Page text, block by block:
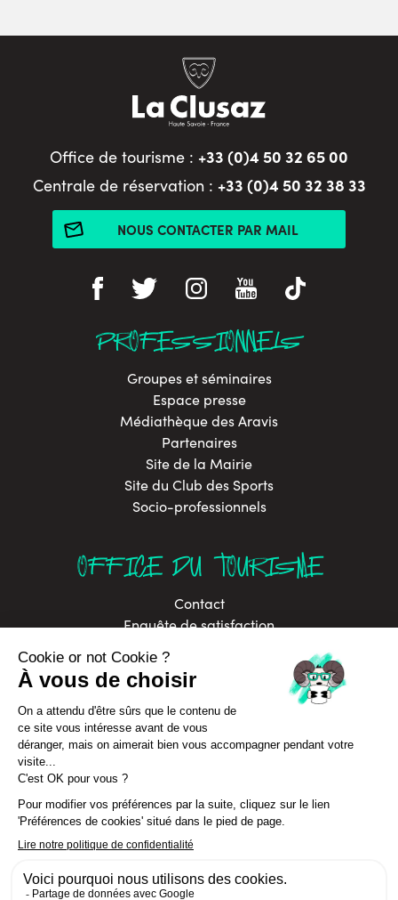
Office de tourisme : +33 (0)4 50 32 65 00
Centrale de réservation : +33 (0)4 50 32 38 33
NOUS CONTACTER PAR MAIL
PROFESSIONNELS
Groupes et séminaires
Espace presse
Médiathèque des Aravis
Partenaires
Site de la Mairie
Site du Club des Sports
Socio-professionnels
OFFICE DU TOURISME
Contact
Enquête de satisfaction
Offres d’emploi
In Annecy Mountains
Développement durable
Politique de confidentialité
Assurance Annulation Séjours
CGV Séjours